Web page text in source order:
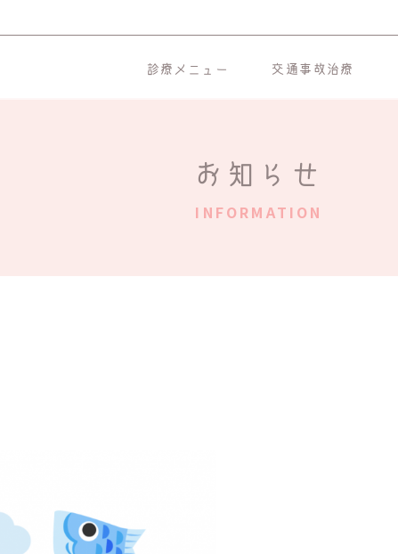
診療メニュー 交通事故治療
お知らせ
INFORMATION